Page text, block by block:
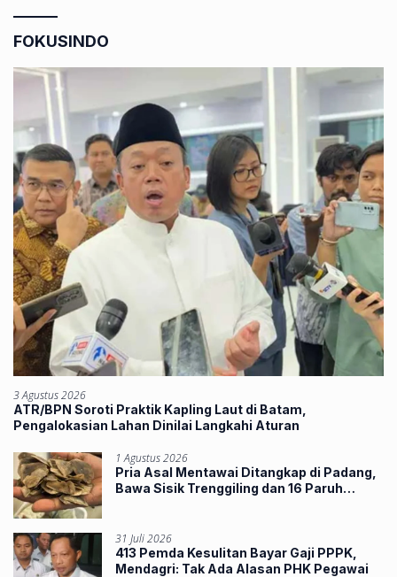
FOKUSINDO
3 Agustus 2026
ATR/BPN Soroti Praktik Kapling Laut di Batam,
Pengalokasian Lahan Dinilai Langkahi Aturan
1 Agustus 2026
Pria Asal Mentawai Ditangkap di Padang,
Bawa Sisik Trenggiling dan 16 Paruh
31 Juli 2026
413 Pemda Kesulitan Bayar Gaji PPPK,
Mendagri: Tak Ada Alasan PHK Pegawai